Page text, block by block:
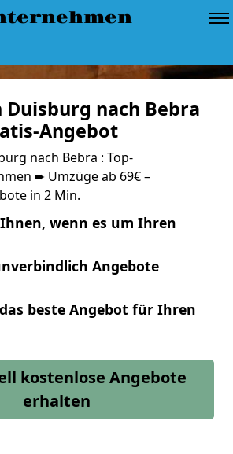
Duisburg nach Bebra
Angebot
nach Bebra : Top-
➨ Umzüge ab 69€ –
in 2 Min.
wenn es um Ihren
Angebote
beste Angebot für Ihren
kostenlose Angebote
erhalten